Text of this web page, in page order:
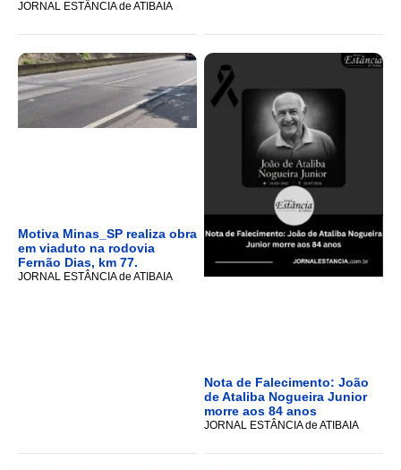
JORNAL ESTÂNCIA de ATIBAIA
Motiva Minas_SP realiza obra
em viaduto na rodovia
Fernão Dias, km 77.
JORNAL ESTÂNCIA de ATIBAIA
Nota de Falecimento: João
de Ataliba Nogueira Junior
morre aos 84 anos
JORNAL ESTÂNCIA de ATIBAIA